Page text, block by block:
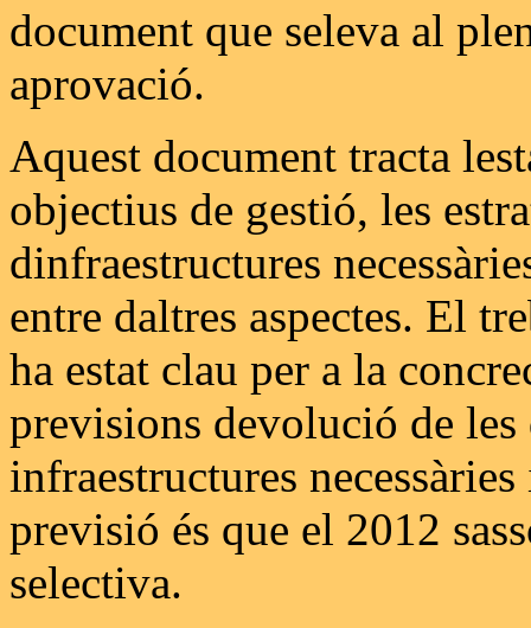
document que seleva al
aprovació.
Aquest document tracta
objectius de gestió, les
dinfraestructures
entre daltres aspectes. El
ha estat clau per a la
previsions devolució de
infraestructures
previsió és que el 2012
selectiva.